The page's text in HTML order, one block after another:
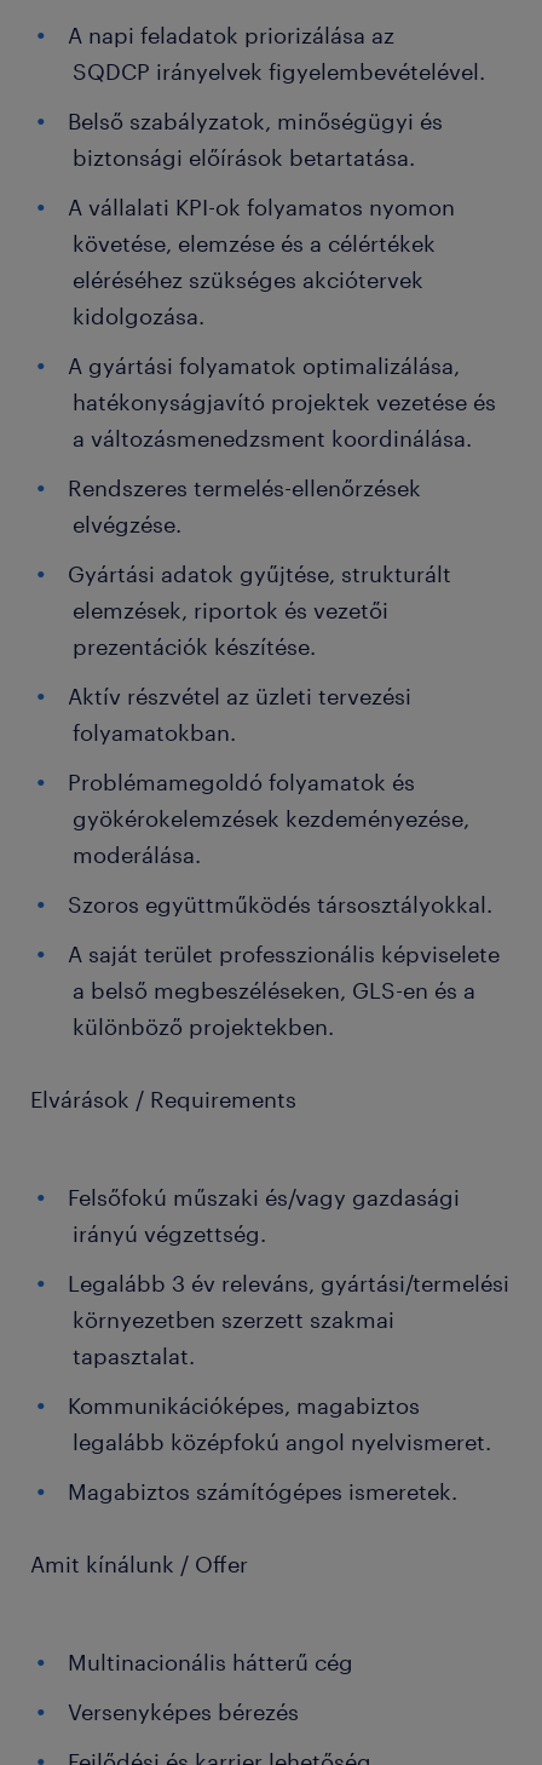
A napi feladatok priorizálása az
SQDCP irányelvek figyelembevételével.
Belső szabályzatok, minőségügyi és
biztonsági előírások betartatása.
A vállalati KPI-ok folyamatos nyomon
követése, elemzése és a célértékek
eléréséhez szükséges akciótervek
kidolgozása.
A gyártási folyamatok optimalizálása,
hatékonyságjavító projektek vezetése és
a változásmenedzsment koordinálása.
Rendszeres termelés-ellenőrzések
elvégzése.
Gyártási adatok gyűjtése, strukturált
elemzések, riportok és vezetői
prezentációk készítése.
Aktív részvétel az üzleti tervezési
folyamatokban.
Problémamegoldó folyamatok és
gyökérokelemzések kezdeményezése,
moderálása.
Szoros együttműködés társosztályokkal.
A saját terület professzionális képviselete
a belső megbeszéléseken, GLS-en és a
különböző projektekben.
Elvárások / Requirements
Felsőfokú műszaki és/vagy gazdasági
irányú végzettség.
Legalább 3 év releváns, gyártási/termelési
környezetben szerzett szakmai
tapasztalat.
Kommunikációképes, magabiztos
legalább középfokú angol nyelvismeret.
Magabiztos számítógépes ismeretek.
Amit kínálunk / Offer
Multinacionális hátterű cég
Versenyképes bérezés